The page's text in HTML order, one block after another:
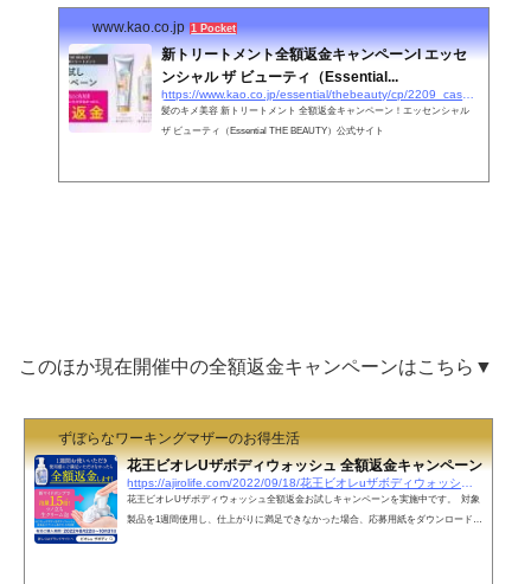
www.kao.co.jp 1 Pocket
新トリートメント全額返金キャンペーンl エッセ
ンシャル ザ ビューティ（Essential...
髪のキメ美容 新トリートメント 全額返金キャンペーン！エッセンシャル
ザ ビューティ（Essential THE BEAUTY）公式サイト
このほか現在開催中の全額返金キャンペーンはこちら▼
ずぼらなワーキングマザーのお得生活
花王ビオレUザボディウォッシュ 全額返金キャンペーン
https://ajirolife.com/2022/09/18/花王ビオレuザボディウォッシュ-全額返金キャンペ
花王ビオレUザボディウォッシュ全額返金お試しキャンペーンを実施中です。 対象
製品を1週間使用し、仕上がりに満足できなかった場合、応募用紙をダウンロードし